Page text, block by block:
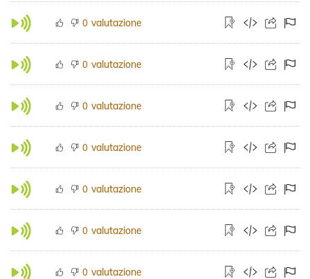
0 valutazione
0 valutazione
0 valutazione
0 valutazione
0 valutazione
0 valutazione
0 valutazione